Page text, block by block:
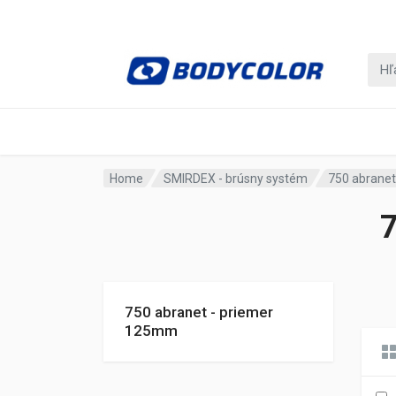
Home SMIRDEX - brúsny systém 750
750 abranet - priemer
125mm